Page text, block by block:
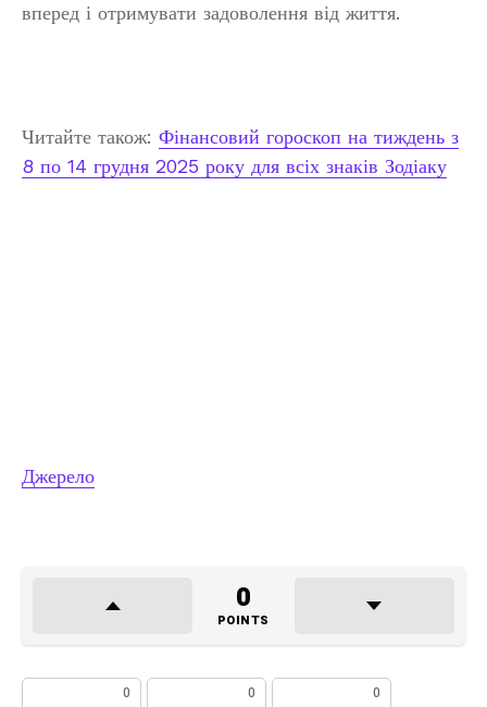
вперед і отримувати задоволення від життя.
Читайте також: Фінансовий гороскоп на тиждень з
8 по 14 грудня 2025 року для всіх знаків Зодіаку
Джерело
0
POINTS
0 0 0